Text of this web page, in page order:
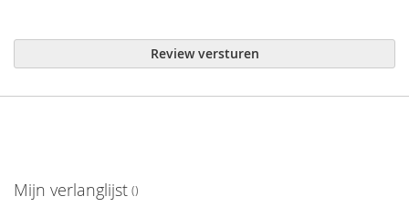
Review versturen
Mijn verlanglijst